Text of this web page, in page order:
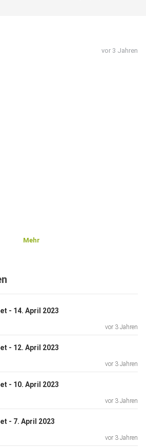
vor 3 Jahren
Mehr
- 14. April 2023
vor 3 Jahren
- 12. April 2023
vor 3 Jahren
- 10. April 2023
vor 3 Jahren
- 7. April 2023
vor 3 Jahren